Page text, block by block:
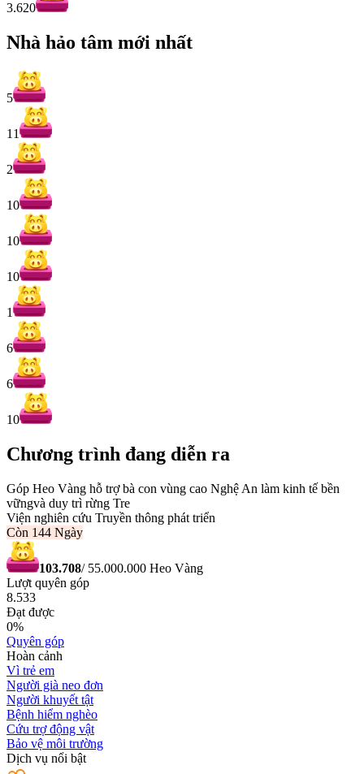
3.620
Nhà hảo tâm mới nhất
5
11
2
10
10
10
1
6
6
10
Chương trình đang diễn ra
Góp Heo Vàng hỗ trợ bà con vùng cao Nghệ An làm kinh tế bền
vữngvà duy trì rừng Tre
Viện nghiên cứu Truyền thông phát triển
Còn 144 Ngày
103.708/ 55.000.000 Heo Vàng
Lượt quyên góp
8.533
Đạt được
0%
Quyên góp
Hoàn cảnh
Vì trẻ em
Người già neo đơn
Người khuyết tật
Bệnh hiểm nghèo
Cứu trợ động vật
Bảo vệ môi trường
Dịch vụ nổi bật